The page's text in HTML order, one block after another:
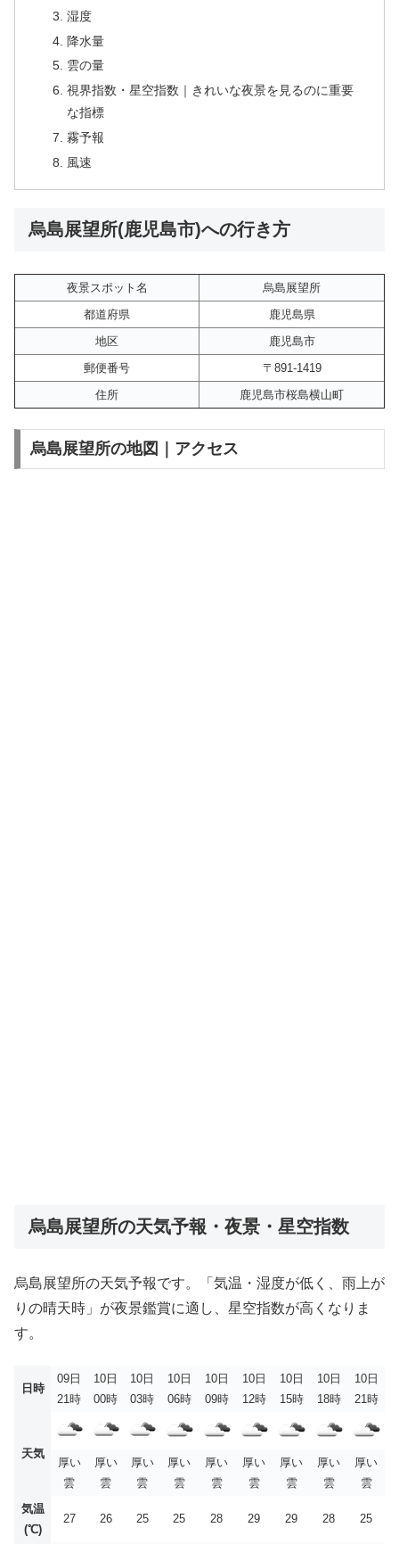
湿度
降水量
雲の量
視界指数・星空指数｜きれいな夜景を見るのに重要
な指標
霧予報
風速
烏島展望所(鹿児島市)への行き方
夜景スポット名
烏島展望所
都道府県
鹿児島県
地区
鹿児島市
郵便番号
〒891-1419
住所
鹿児島市桜島横山町
烏島展望所の地図｜アクセス
烏島展望所の天気予報・夜景・星空指数
烏島展望所の天気予報です。「気温・湿度が低く、雨上が
りの晴天時」が夜景鑑賞に適し、星空指数が高くなりま
す。
日時
09日
21時
10日
00時
10日
03時
10日
06時
10日
09時
10日
12時
10日
15時
10日
18時
10日
21時
天気
厚い
雲
厚い
雲
厚い
雲
厚い
雲
厚い
雲
厚い
雲
厚い
雲
厚い
雲
厚い
雲
気温
(℃)
27 26 25 25 28 29 29 28 25